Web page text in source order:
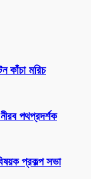
কাঁচা মরিচ
পথপ্রদর্শক
প্রকল্প সভা